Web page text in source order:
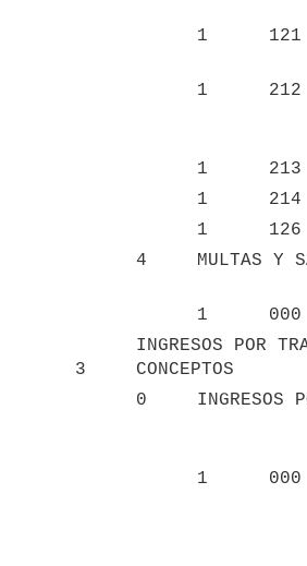
1 121
1 212
1 213
1
214
1
126
4
MULTAS Y
1 000
3
INGRESOS POR
CONCEPTOS
0
INGRESOS
1 000